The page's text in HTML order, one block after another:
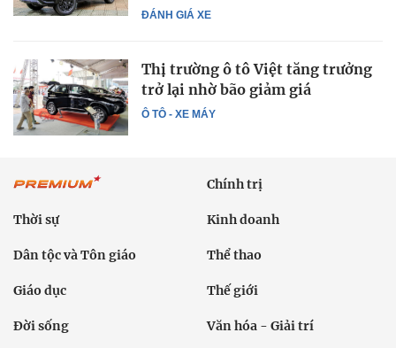
ĐÁNH GIÁ XE
Ô TÔ - XE MÁY
Thị trường ô tô Việt tăng trưởng
trở lại nhờ bão giảm giá
Chính trị
Thời sự Kinh doanh
Dân tộc và Tôn giáo Thể thao
Giáo dục Thế giới
Đời sống Văn hóa - Giải trí